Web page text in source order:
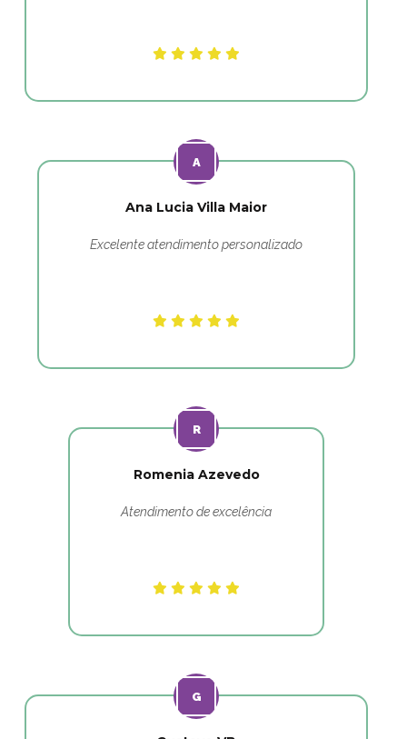
Ana Lucia Villa Maior
Excelente atendimento personalizado
Romenia Azevedo
Atendimento de excelência